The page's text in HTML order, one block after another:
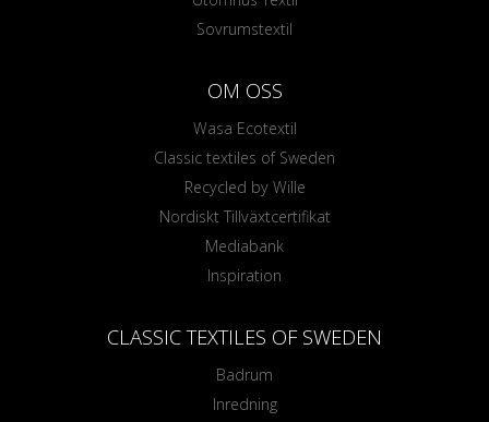
Sovrumstextil
OM OSS
Wasa Ecotextil
Classic textiles of Sweden
Recycled by Wille
Nordiskt Tillväxtcertifikat
Mediabank
Inspiration
CLASSIC TEXTILES OF SWEDEN
Badrum
Inredning